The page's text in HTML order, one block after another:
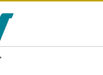
vergelijken